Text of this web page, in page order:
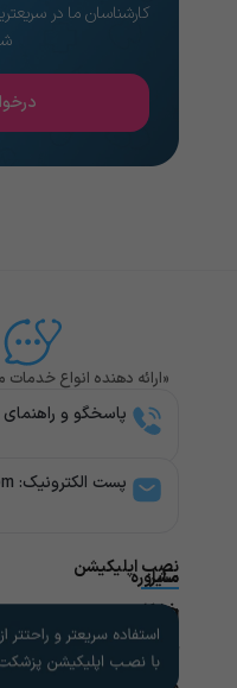
کارشناسان ما در
«ارائه دهنده انواع خدمات
پاسخگو و راهنمای شما:
پست الکترونیک: info@pezeshket.com​
مشاوره
پزشکی
تخصص
سایر
خدمات
مشاوره
راهنمای
کاربران
لینک
های
نصب اپلیکیشن